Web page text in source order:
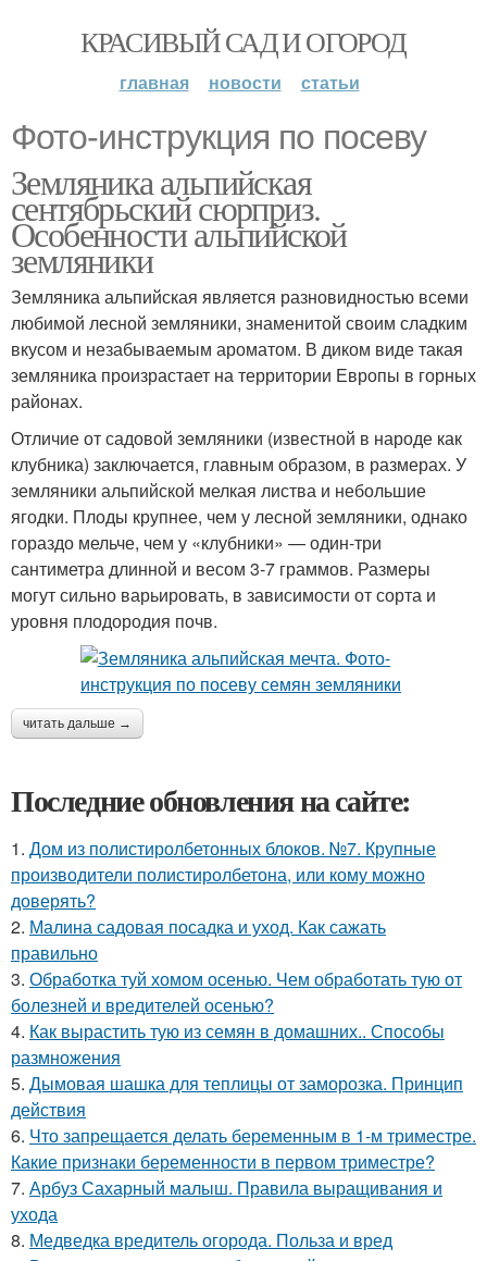
КРАСИВЫЙ САД И ОГОРОД
главная новости статьи
Фото-инструкция по посеву
Земляника альпийская
сентябрьский сюрприз.
Особенности альпийской
земляники
Земляника альпийская является разновидностью всеми
любимой лесной земляники, знаменитой своим сладким
вкусом и незабываемым ароматом. В диком виде такая
земляника произрастает на территории Европы в горных
районах.
Отличие от садовой земляники (известной в народе как
клубника) заключается, главным образом, в размерах. У
земляники альпийской мелкая листва и небольшие
ягодки. Плоды крупнее, чем у лесной земляники, однако
гораздо мельче, чем у «клубники» — один-три
сантиметра длинной и весом 3-7 граммов. Размеры
могут сильно варьировать, в зависимости от сорта и
уровня плодородия почв.
читать дальше →
Последние обновления на сайте:
1. Дом из полистиролбетонных блоков. №7. Крупные
производители полистиролбетона, или кому можно
доверять?
2. Малина садовая посадка и уход. Как сажать
правильно
3. Обработка туй хомом осенью. Чем обработать тую от
болезней и вредителей осенью?
4. Как вырастить тую из семян в домашних.. Способы
размножения
5. Дымовая шашка для теплицы от заморозка. Принцип
действия
6. Что запрещается делать беременным в 1-м триместре.
Какие признаки беременности в первом триместре?
7. Арбуз Сахарный малыш. Правила выращивания и
ухода
8. Медведка вредитель огорода. Польза и вред